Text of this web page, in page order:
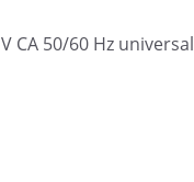
CA 50/60 Hz universal